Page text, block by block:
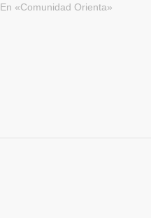
En «Comunidad Orienta»